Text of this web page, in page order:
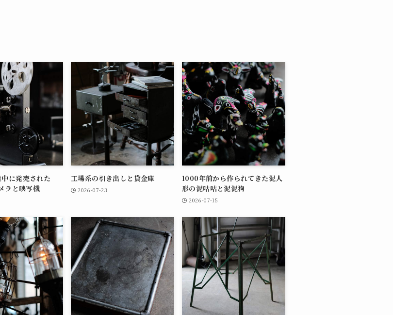
に発売された
ラと映写機
工場系の引き出しと貸金庫
2026-07-23
1000年前から作られてきた泥人
形の泥咕咕と泥泥狗
2026-07-15